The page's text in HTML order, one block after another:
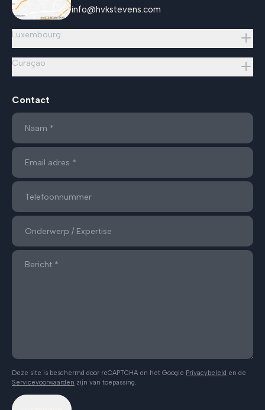
info@hvkstevens.com
Luxembourg
Curaçao
Contact
Deze site is beschermd door reCAPTCHA en het Google Privacybeleid en de
Servicevoorwaarden zijn van toepassing.